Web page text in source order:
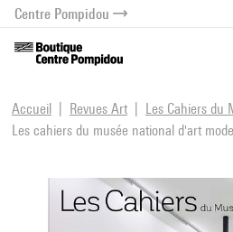
menu
contenu
Centre Pompidou
Accueil Revues Art
Les Cahiers du
Les cahiers du musée national d'art